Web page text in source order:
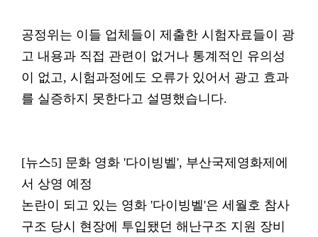
공정위는 이들 업체들이 제출한 시험자료들이 광
고 내용과 직접 관련이 없거나 통계적인 유의성
이 없고, 시험과정에도 오류가 있어서 광고 효과
를 실증하지 못한다고 설명했습니다.
[뉴스5] 문화 영화 '다이빙벨', 부산국제영화제에
서 상영 예정
논란이 되고 있는 영화 '다이빙벨'은 세월호 참사
구조 당시 현장에 투입됐던 해난구조 지원 장비